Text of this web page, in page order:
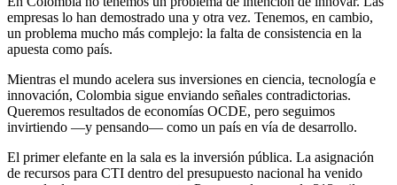
empresas lo han demostrado una y otra vez. Tenemos, en cambio,
un problema mucho más complejo: la falta de consistencia en la
apuesta como país.
Mientras el mundo acelera sus inversiones en ciencia, tecnología e
innovación, Colombia sigue enviando señales contradictorias.
Queremos resultados de economías OCDE, pero seguimos
invirtiendo —y pensando— como un país en vía de desarrollo.
El primer elefante en la sala es la inversión pública. La asignación
de recursos para CTI dentro del presupuesto nacional ha venido